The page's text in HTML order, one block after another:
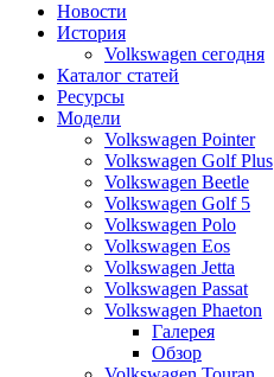
Новости
История
Volkswagen сегодня
Каталог статей
Ресурсы
Модели
Volkswagen Pointer
Volkswagen Golf Plus
Volkswagen Beetle
Volkswagen Golf 5
Volkswagen Polo
Volkswagen Eos
Volkswagen Jetta
Volkswagen Passat
Volkswagen Phaeton
Галерея
Обзор